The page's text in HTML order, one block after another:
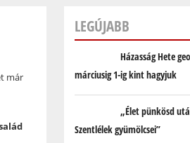
már
LEGÚJABB
Házasság Hete
márciusig 1-ig kint hagyjuk
„Élet pünkösd
Szentlélek gyümölcsei”